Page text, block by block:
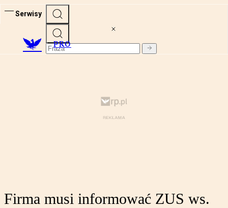
Serwisy
PRO
Firma musi informować ZUS ws.